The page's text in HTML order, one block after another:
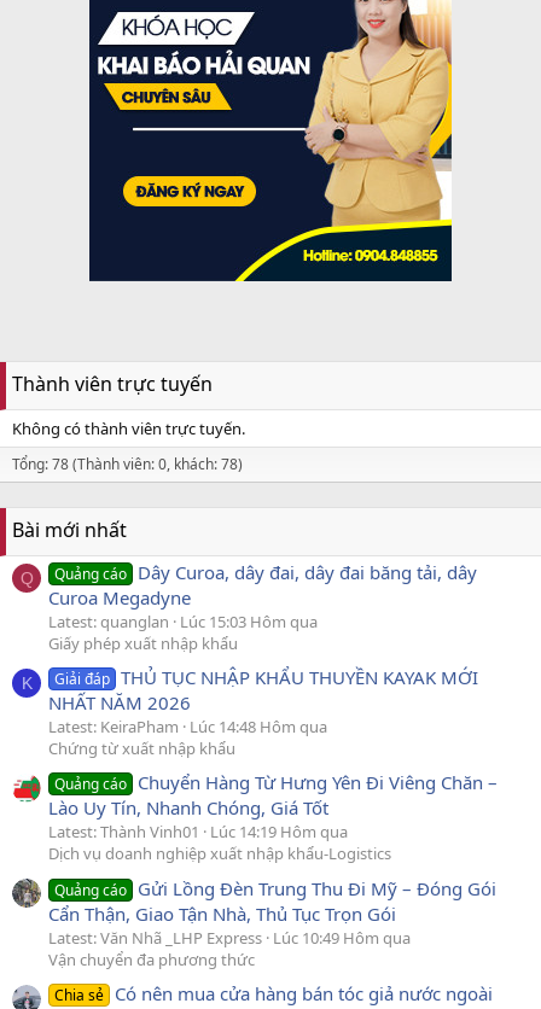
Thành viên trực tuyến
Không có thành viên trực tuyến.
Tổng: 78 (Thành viên: 0, khách: 78)
Bài mới nhất
Q Quảng cáo Dây Curoa, dây đai, dây đai băng tải, dây
Curoa Megadyne
Latest: quanglan
Lúc 15:03 Hôm qua
Giấy phép xuất nhập khẩu
K Giải đáp THỦ TỤC NHẬP KHẨU THUYỀN KAYAK MỚI
NHẤT NĂM 2026
Latest: KeiraPham
Lúc 14:48 Hôm qua
Chứng từ xuất nhập khẩu
Quảng cáo Chuyển Hàng Từ Hưng Yên Đi Viêng Chăn –
Lào Uy Tín, Nhanh Chóng, Giá Tốt
Latest: Thành Vinh01
Lúc 14:19 Hôm qua
Dịch vụ doanh nghiệp xuất nhập khẩu-Logistics
Quảng cáo Gửi Lồng Đèn Trung Thu Đi Mỹ – Đóng Gói
Cẩn Thận, Giao Tận Nhà, Thủ Tục Trọn Gói
Latest: Văn Nhã _LHP Express Lúc 10:49 Hôm qua
Vận chuyển đa phương thức
Chia sẻ Có nên mua cửa hàng bán tóc giả nước ngoài